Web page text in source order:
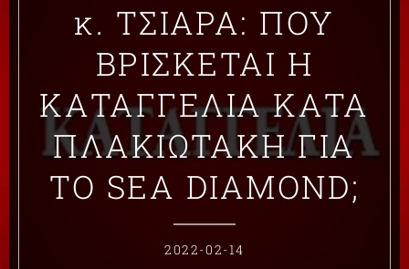
κ. ΤΣΙΑΡΑ: ΠΟΥ
ΒΡΙΣΚΕΤΑΙ Η
ΚΑΤΑΓΓΕΛΙΑ ΚΑΤΑ
ΠΛΑΚΙΩΤΑΚΗ ΓΙΑ
ΤΟ SEA DIAMOND;
2022-02-14